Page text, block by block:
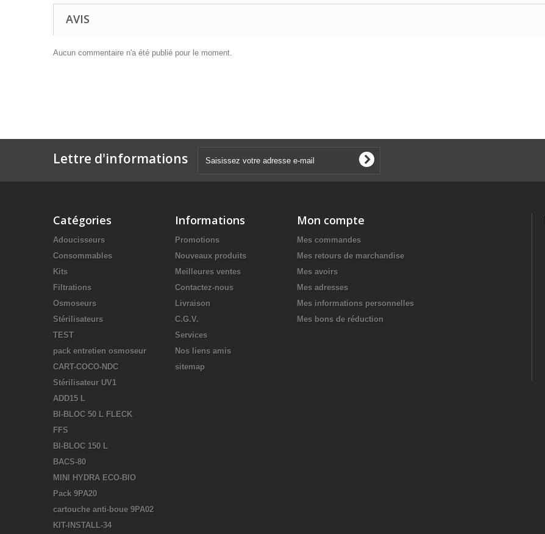
AVIS
Aucun commentaire n'a été publié pour le moment.
Lettre d'informations
Catégories
Adoucisseurs
Consommables
Kits
Filtrations
Osmoseurs
Stérilisateurs
TEST
pack entretien osmoseur
CART-COCO-NDC
Stérilisateur UV1
ADD15 L
BI-BLOC 50 L FLECK
FFS
BI-BLOC 150 L
BACS-80
MINI HYDRA ECO-BIO
Pack 9PA20
cartouche anti-boue 9PA02
KIT-INSTALL-34
Informations
Promotions
Nouveaux produits
Meilleures ventes
Contactez-nous
Livraison
C.G.V.
Services
Nos liens amis
sitemap
Mon compte
Mes commandes
Mes retours de marchandise
Mes avoirs
Mes adresses
Mes informations personnelles
Mes bons de réduction